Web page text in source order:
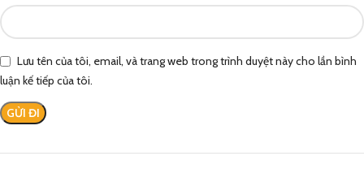
Lưu tên của tôi, email, và trang web trong trình duyệt này cho lần bình
luận kế tiếp của tôi.